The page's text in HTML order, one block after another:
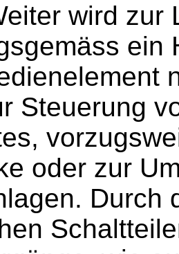
wird zur
ein
Steuerung
oder zur
Durch